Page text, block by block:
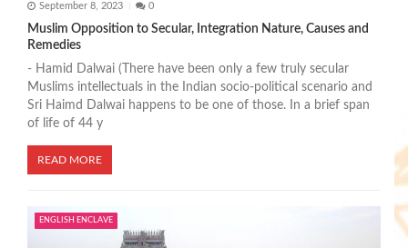
September 8, 2023 0
Muslim Opposition to Secular, Integration Nature, Causes and
Remedies
- Hamid Dalwai (There have been only a few truly secular
Muslims intellectuals in the Indian socio-political scenario and
Sri Haimd Dalwai happens to be one of those. In a brief span
of life of 44 y
READ MORE
ENGLISH ENCLAVE